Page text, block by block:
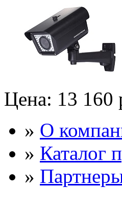
Цена: 13 160
» О
» Каталог
»